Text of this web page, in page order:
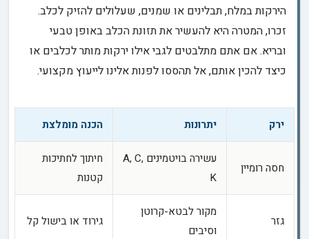
הירקות במלח, תבלינים או שמנים, שעלולים להזיק לכלב.
זכרו, המטרה היא להעשיר את תזונת הכלב באופן טבעי
ובריא. אם אתם מתלבטים לגבי אילו ירקות מותר לכלבים או
כיצד להכין אותם, אל תהססו לפנות אלינו לייעוץ מקצועי.
ירק יתרונות הכנה מומלצת
חסה רומיין
עשירה בויטמינים A, C,
K
חיתוך לחתיכות
קטנות
גזר
מקור לבטא-קרוטן
וסיבים
גירוד או בישול קל